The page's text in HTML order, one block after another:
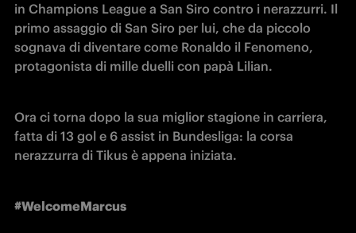
in Champions League a San Siro contro i nerazzurri. Il
primo assaggio di San Siro per lui, che da piccolo
sognava di diventare come Ronaldo il Fenomeno,
protagonista di mille duelli con papà Lilian.
Ora ci torna dopo la sua miglior stagione in carriera,
fatta di 13 gol e 6 assist in Bundesliga: la corsa
nerazzurra di Tikus è appena iniziata.
#WelcomeMarcus